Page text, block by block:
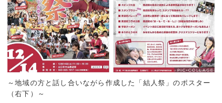
～地域の方と話し合いながら作成した「結人祭」のポスター
（右下）～